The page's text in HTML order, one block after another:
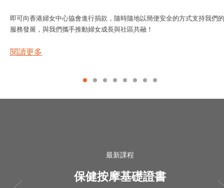
即可向香港婦女中心協會進行捐款，隨時隨地以簡便安全的方式支持我們的
服務發展，與我們攜手推動婦女成長與社區共融！
閱讀更多
最新課程
保健按摩基礎證書